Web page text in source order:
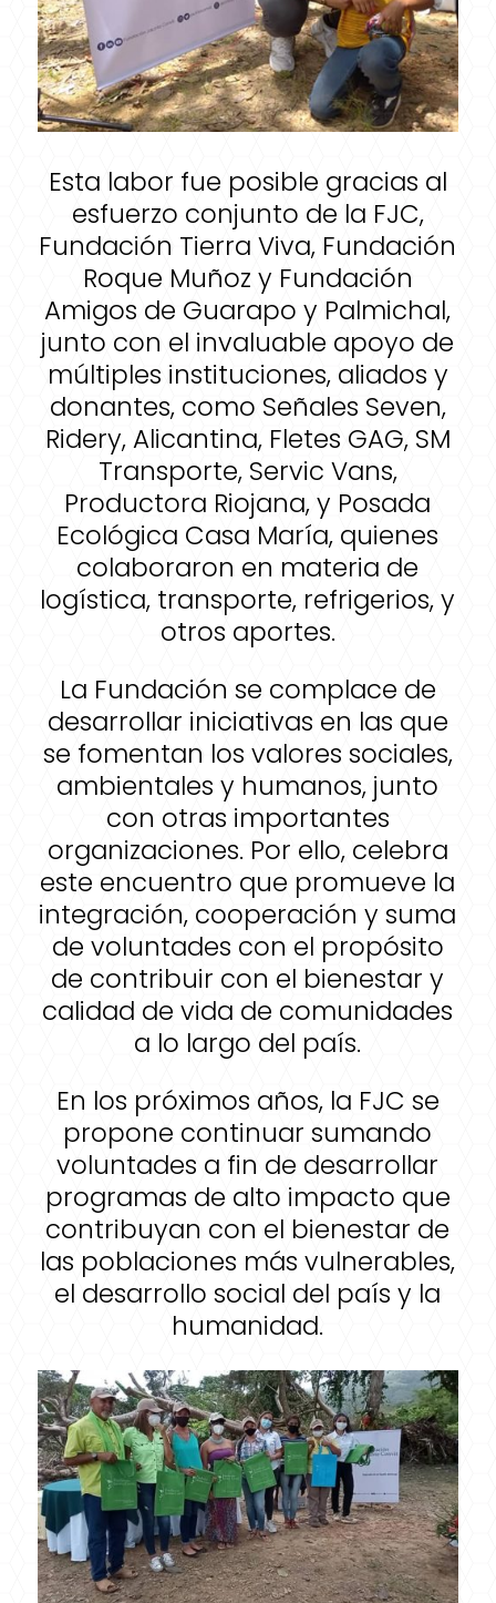
Esta labor fue posible gracias al
esfuerzo conjunto de la FJC,
Fundación Tierra Viva, Fundación
Roque Muñoz y Fundación
Amigos de Guarapo y Palmichal,
junto con el invaluable apoyo de
múltiples instituciones, aliados y
donantes, como Señales Seven,
Ridery, Alicantina, Fletes GAG, SM
Transporte, Servic Vans,
Productora Riojana, y Posada
Ecológica Casa María, quienes
colaboraron en materia de
logística, transporte, refrigerios, y
otros aportes.
La Fundación se complace de
desarrollar iniciativas en las que
se fomentan los valores sociales,
ambientales y humanos, junto
con otras importantes
organizaciones. Por ello, celebra
este encuentro que promueve la
integración, cooperación y suma
de voluntades con el propósito
de contribuir con el bienestar y
calidad de vida de comunidades
a lo largo del país.
En los próximos años, la FJC se
propone continuar sumando
voluntades a fin de desarrollar
programas de alto impacto que
contribuyan con el bienestar de
las poblaciones más vulnerables,
el desarrollo social del país y la
humanidad.